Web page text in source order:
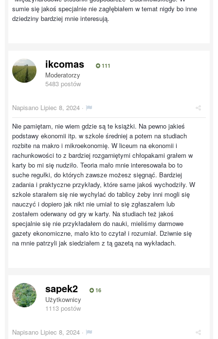
sumie się jakoś specjalnie nie zagłębiałem w temat nigdy bo inne
dziedziny bardziej mnie interesują.
ikcomas 111
Moderatorzy
5483 postów
Napisano Lipiec 8, 2024 ·
Nie pamiętam, nie wiem gdzie są te książki. Na pewno jakieś
podstawy ekonomii itp. w szkole średniej a potem na studiach
rozbite na makro i mikroekonomię. W liceum na ekonomii i
rachunkowości to z bardziej rozgarniętymi chłopakami grałem w
karty bo mi się nudziło. Teoria mało mnie interesowała bo to
suche regułki, do których zawsze możesz sięgnąć. Bardziej
zadania i praktyczne przykłady, które same jakoś wychodziły. W
szkole starałem się nie wychylać do tablicy żeby inni mogli się
nauczyć i dopiero jak nikt nie umiał to się zgłaszałem lub
zostałem oderwany od gry w karty. Na studiach też jakoś
specjalnie się nie przykładałem do nauki, mieliśmy darmowe
gazety ekonomiczne, mało kto to czytał i rozumiał. Dziwnie się
na mnie patrzyli jak siedziałem z tą gazetą na wykładach.
sapek2 16
Użytkownicy
1113 postów
Napisano Lipiec 8, 2024 ·